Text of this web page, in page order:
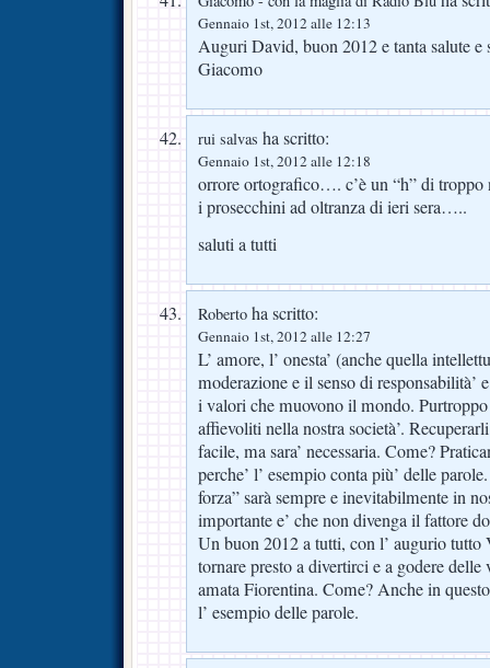
Gennaio 1st, 2012 alle 12:13
Auguri David, buon 2012 e tanta salute e
Giacomo
rui salvas ha scritto:
Gennaio 1st, 2012 alle 12:18
orrore ortografico…. c’è un “h” di
i prosecchini ad oltranza di ieri sera…..
saluti a tutti
Roberto ha scritto:
Gennaio 1st, 2012 alle 12:27
L’ amore, l’ onesta’ (anche quella
moderazione e il senso di responsabilità’
i valori che muovono il mondo.
affievoliti nella nostra società’.
facile, ma sara’ necessaria. Come?
perche’ l’ esempio conta più’ delle
forza” sarà sempre e inevitabilmente in
importante e’ che non divenga il fattore
Un buon 2012 a tutti, con l’ augurio tutto
tornare presto a divertirci e a godere delle
amata Fiorentina. Come? Anche in
l’ esempio delle parole.